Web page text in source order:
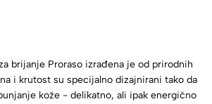
brijanje Proraso izrađena je od prirodnih
i krutost su specijalno dizajnirani tako da
kože - delikatno, ali ipak energično